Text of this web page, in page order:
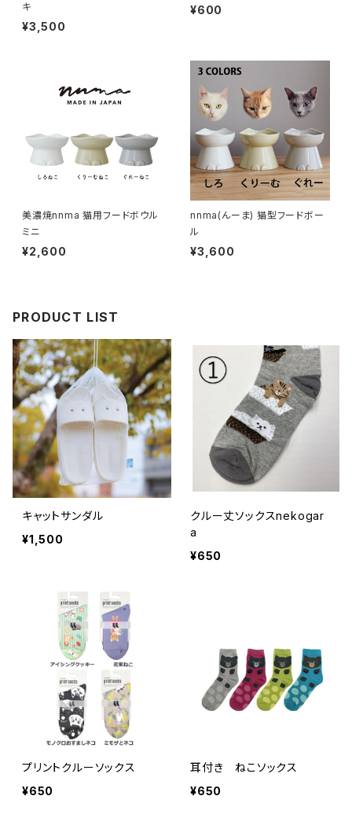
キ
¥3,500
¥600
美濃焼nnma 猫用フードボウル
ミニ
¥2,600
nnma(んーま) 猫型フードボー
ル
¥3,600
PRODUCT LIST
キャットサンダル
¥1,500
クルー丈ソックスnekogar
a
¥650
プリントクルーソックス
¥650
耳付き ねこソックス
¥650